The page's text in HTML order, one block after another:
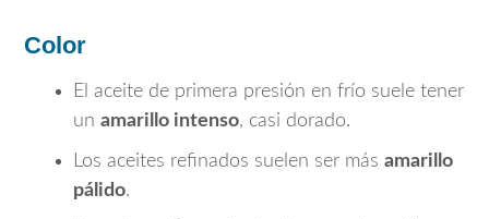
Color
El aceite de primera presión en frío suele tener
un amarillo intenso, casi dorado.
Los aceites refinados suelen ser más amarillo
pálido.